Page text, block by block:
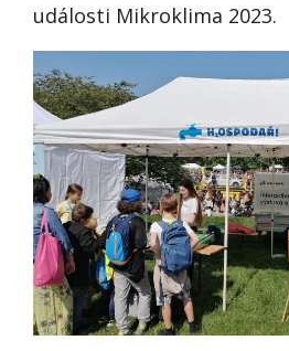
události Mikroklima 2023.